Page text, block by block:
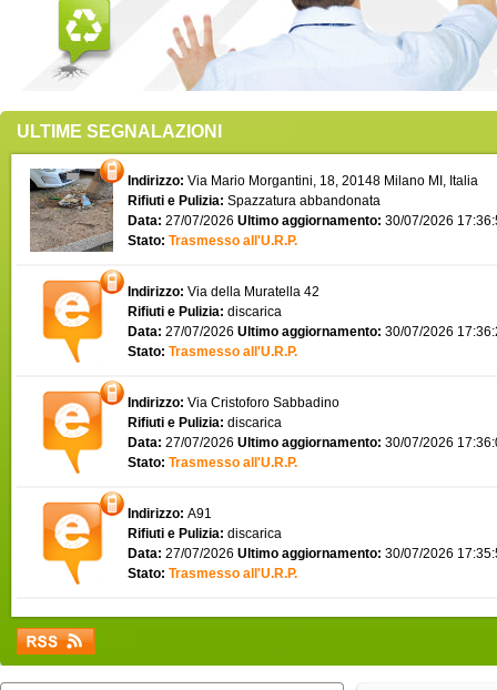
ULTIME SEGNALAZIONI
Indirizzo: Via Mario Morgantini, 18, 20148 Milano MI, Italia
Rifiuti e Pulizia: Spazzatura abbandonata
Data: 27/07/2026 Ultimo aggiornamento: 30/07/2026
Stato: Trasmesso all'U.R.P.
Indirizzo: Via della Muratella 42
Rifiuti e Pulizia: discarica
Data: 27/07/2026 Ultimo aggiornamento: 30/07/2026
Stato: Trasmesso all'U.R.P.
Indirizzo: Via Cristoforo Sabbadino
Rifiuti e Pulizia: discarica
Data: 27/07/2026 Ultimo aggiornamento: 30/07/2026
Stato: Trasmesso all'U.R.P.
Indirizzo: A91
Rifiuti e Pulizia: discarica
Data: 27/07/2026 Ultimo aggiornamento: 30/07/2026
Stato: Trasmesso all'U.R.P.